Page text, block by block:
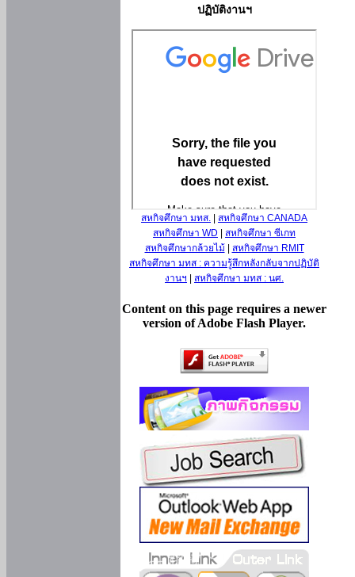
ปฏิบัติงานฯ
สหกิจศึกษา มทส.
สหกิจศึกษา CANADA
สหกิจศึกษา WD
สหกิจศึกษา ซีเกท
สหกิจศึกษากล้วยไม้
สหกิจศึกษา RMIT
สหกิจศึกษา มทส : ความรู้สึกหลังกลับจากปฏิบัติ
งานฯ
สหกิจศึกษา มทส : นศ.
Content on this page requires a newer
version of Adobe Flash Player.